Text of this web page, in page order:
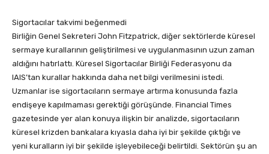
Sigortacılar takvimi beğenmedi
Birliğin Genel Sekreteri John Fitzpatrick, diğer sektörlerde küresel
sermaye kurallarının geliştirilmesi ve uygulanmasının uzun zaman
aldığını hatırlattı. Küresel Sigortacılar Birliği Federasyonu da
IAIS’tan kurallar hakkında daha net bilgi verilmesini istedi.
Uzmanlar ise sigortacıların sermaye artırma konusunda fazla
endişeye kapılmaması gerektiği görüşünde. Financial Times
gazetesinde yer alan konuya ilişkin bir analizde, sigortacıların
küresel krizden bankalara kıyasla daha iyi bir şekilde çıktığı ve
yeni kuralların iyi bir şekilde işleyebileceği belirtildi. Sektörün şu an